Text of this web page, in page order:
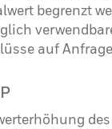
begrenzt
auf